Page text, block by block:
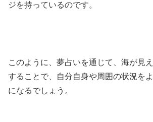
ジを持っているのです。
このように、夢占いを通じて、海が見
することで、自分自身や周囲の状況を
になるでしょう。